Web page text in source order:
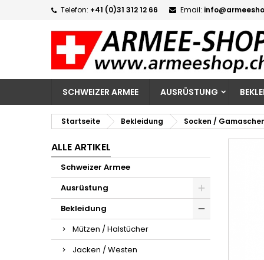
Telefon: +41 (0)31 312 12 66 Email:
SCHWEIZER ARMEE AUSRÜSTUNG
Startseite Bekleidung Socken /
ALLE ARTIKEL
Schweizer Armee
Ausrüstung
Bekleidung
Mützen / Halstücher
Jacken / Westen
add_circle_outline